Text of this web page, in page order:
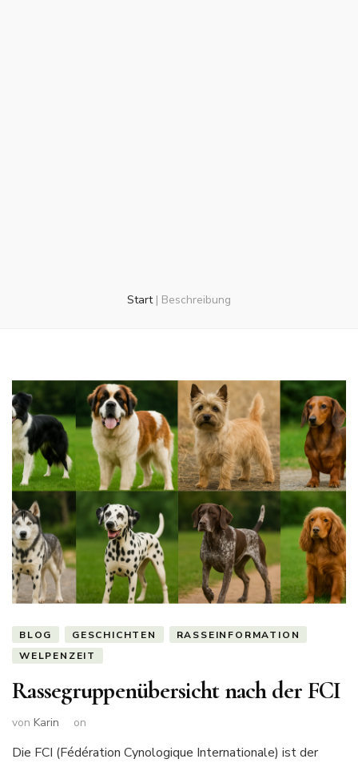
Start | Beschreibung
BLOG GESCHICHTEN
RASSEINFORMATION
WELPENZEIT
Rassegruppenübersicht nach der FCI
von Karin on
Die FCI (Fédération Cynologique Internationale) ist der